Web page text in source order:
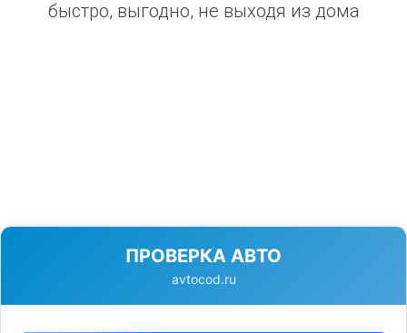
быстро, выгодно, не выходя из дома
ПРОВЕРКА АВТО
avtocod.ru